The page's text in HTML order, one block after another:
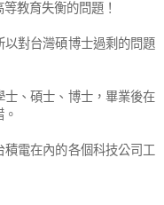
教育失衡的問題！
對台灣碩博士過剩的問題
、碩士、博士，畢業後在
電在內的各個科技公司工